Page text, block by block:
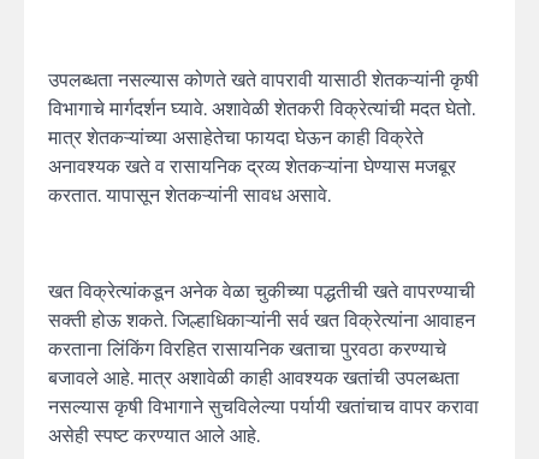
उपलब्धता नसल्यास कोणते खते वापरावी यासाठी शेतकऱ्यांनी कृषी
विभागाचे मार्गदर्शन घ्यावे. अशावेळी शेतकरी विक्रेत्यांची मदत घेतो.
मात्र शेतकऱ्यांच्या असाहेतेचा फायदा घेऊन काही विक्रेते
अनावश्यक खते व रासायनिक द्रव्य शेतकऱ्यांना घेण्यास मजबूर
करतात. यापासून शेतकऱ्यांनी सावध असावे.
खत विक्रेत्यांकडून अनेक वेळा चुकीच्या पद्धतीची खते वापरण्याची
सक्ती होऊ शकते. जिल्हाधिकाऱ्यांनी सर्व खत विक्रेत्यांना आवाहन
करताना लिंकिंग विरहित रासायनिक खताचा पुरवठा करण्याचे
बजावले आहे. मात्र अशावेळी काही आवश्यक खतांची उपलब्धता
नसल्यास कृषी विभागाने सुचविलेल्या पर्यायी खतांचाच वापर करावा
असेही स्पष्ट करण्यात आले आहे.